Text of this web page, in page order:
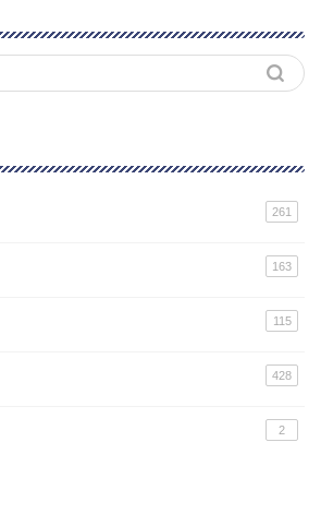
261
163
115
428
2